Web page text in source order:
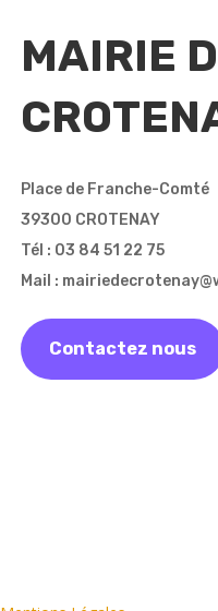
MAIRIE
Place de Franche-Comté
39300 CROTENAY
Tél : 03 84 51 22 75
Mail :
Contactez nous